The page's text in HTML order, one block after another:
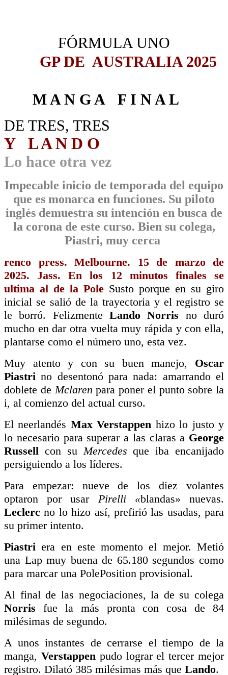
FÓRMULA UNO
GP DE AUSTRALIA 2025
M A N G A F I N A L
DE TRES, TRES
Y L A N D O
Lo hace otra vez
Impecable inicio de temporada del equipo
que es monarca en funciones. Su piloto
inglés demuestra su intención en busca de
la corona de este curso. Bien su colega,
Piastri, muy cerca
renco press. Melbourne. 15 de marzo de
2025. Jass.En los 12 minutos finales se
ultima al de la Pole Susto porque en su giro
inicial se salió de la trayectoria y el registro se
le borró. Felizmente Lando Norris no duró
mucho en dar otra vuelta muy rápida y con ella,
plantarse como el número uno, esta vez.
Muy atento y con su buen manejo, Oscar
Piastri no desentonó para nada: amarrando el
doblete de Mclaren para poner el punto sobre la
i, al comienzo del actual curso.
El neerlandés Max Verstappen hizo lo justo y
lo necesario para superar a las claras a George
Russell con su Mercedes que iba encanijado
persiguiendo a los líderes.
Para empezar: nueve de los diez volantes
optaron por usar Pirelli «blandas» nuevas.
Leclercno lo hizo así, prefirió las usadas, para
su primer intento.
Piastri era en este momento el mejor. Metió
una Lap muy buena de 65.180 segundos como
para marcar una PolePosition provisional.
Al final de las negociaciones, la de su colega
Norris fue la más pronta con cosa de 84
milésimas de segundo.
A unos instantes de cerrarse el tiempo de la
manga, Verstappen pudo lograr el tercer mejor
registro. Dilató 385 milésimas más que Lando.